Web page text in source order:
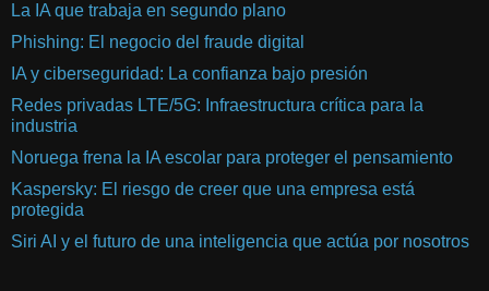
La IA que trabaja en segundo plano
Phishing: El negocio del fraude digital
IA y ciberseguridad: La confianza bajo presión
Redes privadas LTE/5G: Infraestructura crítica para la
industria
Noruega frena la IA escolar para proteger el pensamiento
Kaspersky: El riesgo de creer que una empresa está
protegida
Siri AI y el futuro de una inteligencia que actúa por nosotros